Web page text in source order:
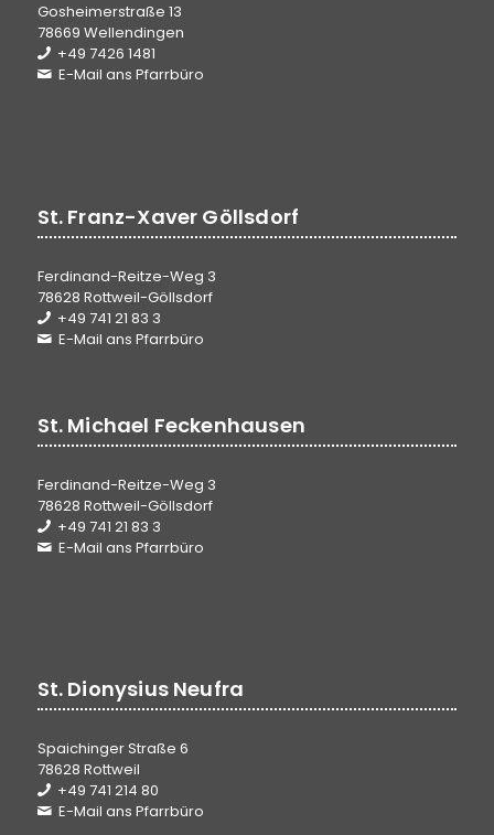
Gosheimerstraße 13
78669 Wellendingen
+49 7426 1481
E-Mail ans Pfarrbüro
St. Franz-Xaver Göllsdorf
Ferdinand-Reitze-Weg 3
78628 Rottweil-Göllsdorf
+49 741 21 83 3
E-Mail ans Pfarrbüro
St. Michael Feckenhausen
Ferdinand-Reitze-Weg 3
78628 Rottweil-Göllsdorf
+49 741 21 83 3
E-Mail ans Pfarrbüro
St. Dionysius Neufra
Spaichinger Straße 6
78628 Rottweil
+49 741 214 80
E-Mail ans Pfarrbüro